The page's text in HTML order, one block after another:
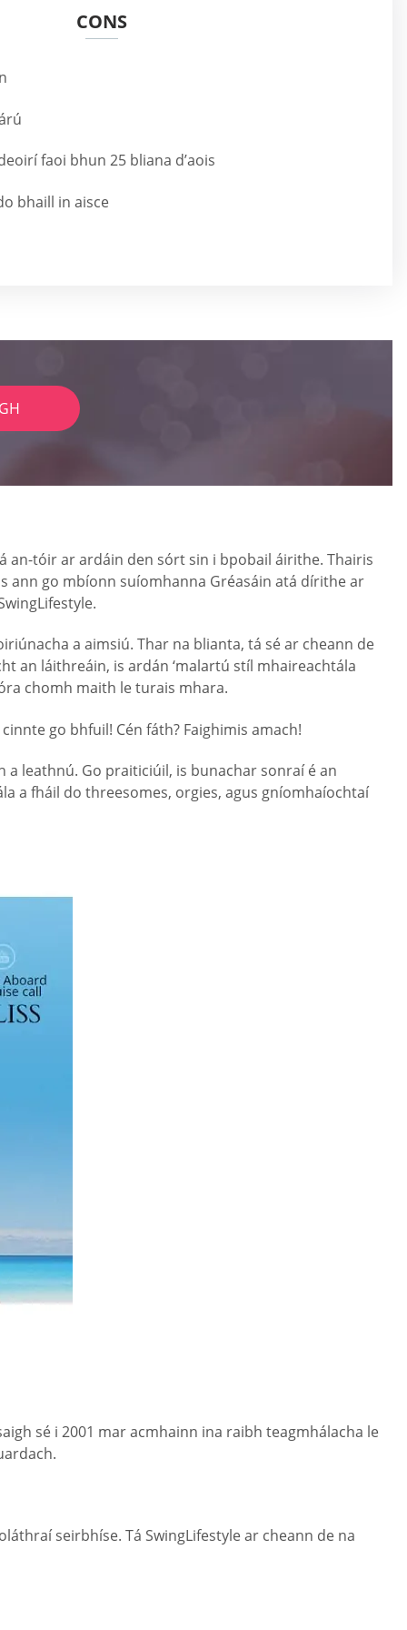
CONS
faoi bhun 25 bliana d’aois
bhaill in aisce
an-tóir ar ardáin den sórt sin i bpobail áirithe. Thairis
ann go mbíonn suíomhanna Gréasáin atá dírithe ar
a aimsiú. Thar na blianta, tá sé ar cheann de
an láithreáin, is ardán ‘malartú stíl mhaireachtála
chomh maith le turais mhara.
go bhfuil! Cén fáth? Faighimis amach!
a leathnú. Go praiticiúil, is bunachar sonraí é an
a fháil do threesomes, orgies, agus gníomhaíochtaí
sé i 2001 mar acmhainn ina raibh teagmhálacha le
seirbhíse. Tá SwingLifestyle ar cheann de na